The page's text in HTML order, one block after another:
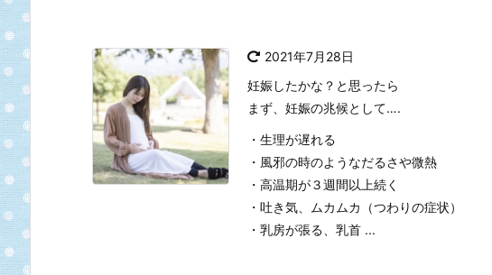
2021年7月28日
妊娠したかな？と思ったら
まず、妊娠の兆候として….
・生理が遅れる
・風邪の時のようなだるさや微熱
・高温期が３週間以上続く
・吐き気、ムカムカ（つわりの症状）
・乳房が張る、乳首 ...